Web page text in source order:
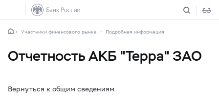
Участники финансового рынка Подробная информация
Отчетность АКБ "Терра" ЗАО
Вернуться к общим сведениям